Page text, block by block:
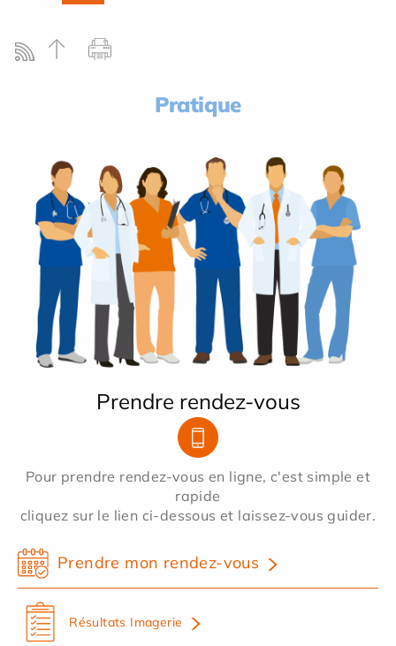
Pratique
Prendre rendez-vous
Pour prendre rendez-vous en ligne, c'est simple et
rapide
cliquez sur le lien ci-dessous et laissez-vous guider.
Prendre mon rendez-vous
Résultats Imagerie